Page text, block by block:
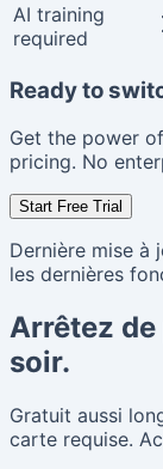
AI training
required
Ready to
Get the power
pricing. No
Start Free Trial
Dernière mise à
les dernières
Arrêtez de
soir.
Gratuit aussi
carte requise.